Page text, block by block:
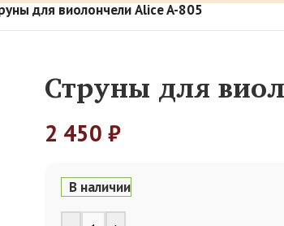
для виолончели Alice A-805
Струны для
2 450 ₽
В наличии
Alternative: